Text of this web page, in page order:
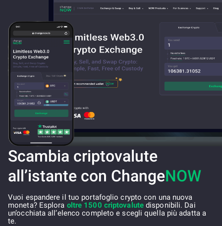
Scambia criptovalute
all’istante con ChangeNOW
Vuoi espandere il tuo portafoglio crypto con una nuova
moneta? Esplora oltre 1500 criptovalutedisponibili. Dai
un’occhiata all’elenco completo e scegli quella più adatta a
te.